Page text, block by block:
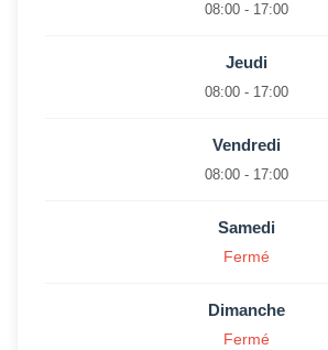
08:00 - 17:00
Jeudi
08:00 - 17:00
Vendredi
08:00 - 17:00
Samedi
Fermé
Dimanche
Fermé